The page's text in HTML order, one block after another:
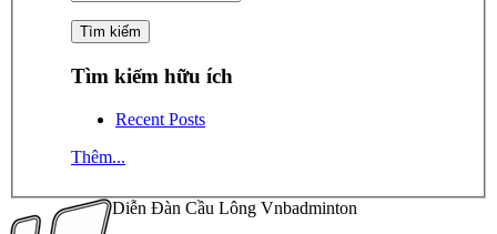
Tìm kiếm hữu ích
Recent Posts
Thêm...
Diễn Đàn Cầu Lông Vnbadminton